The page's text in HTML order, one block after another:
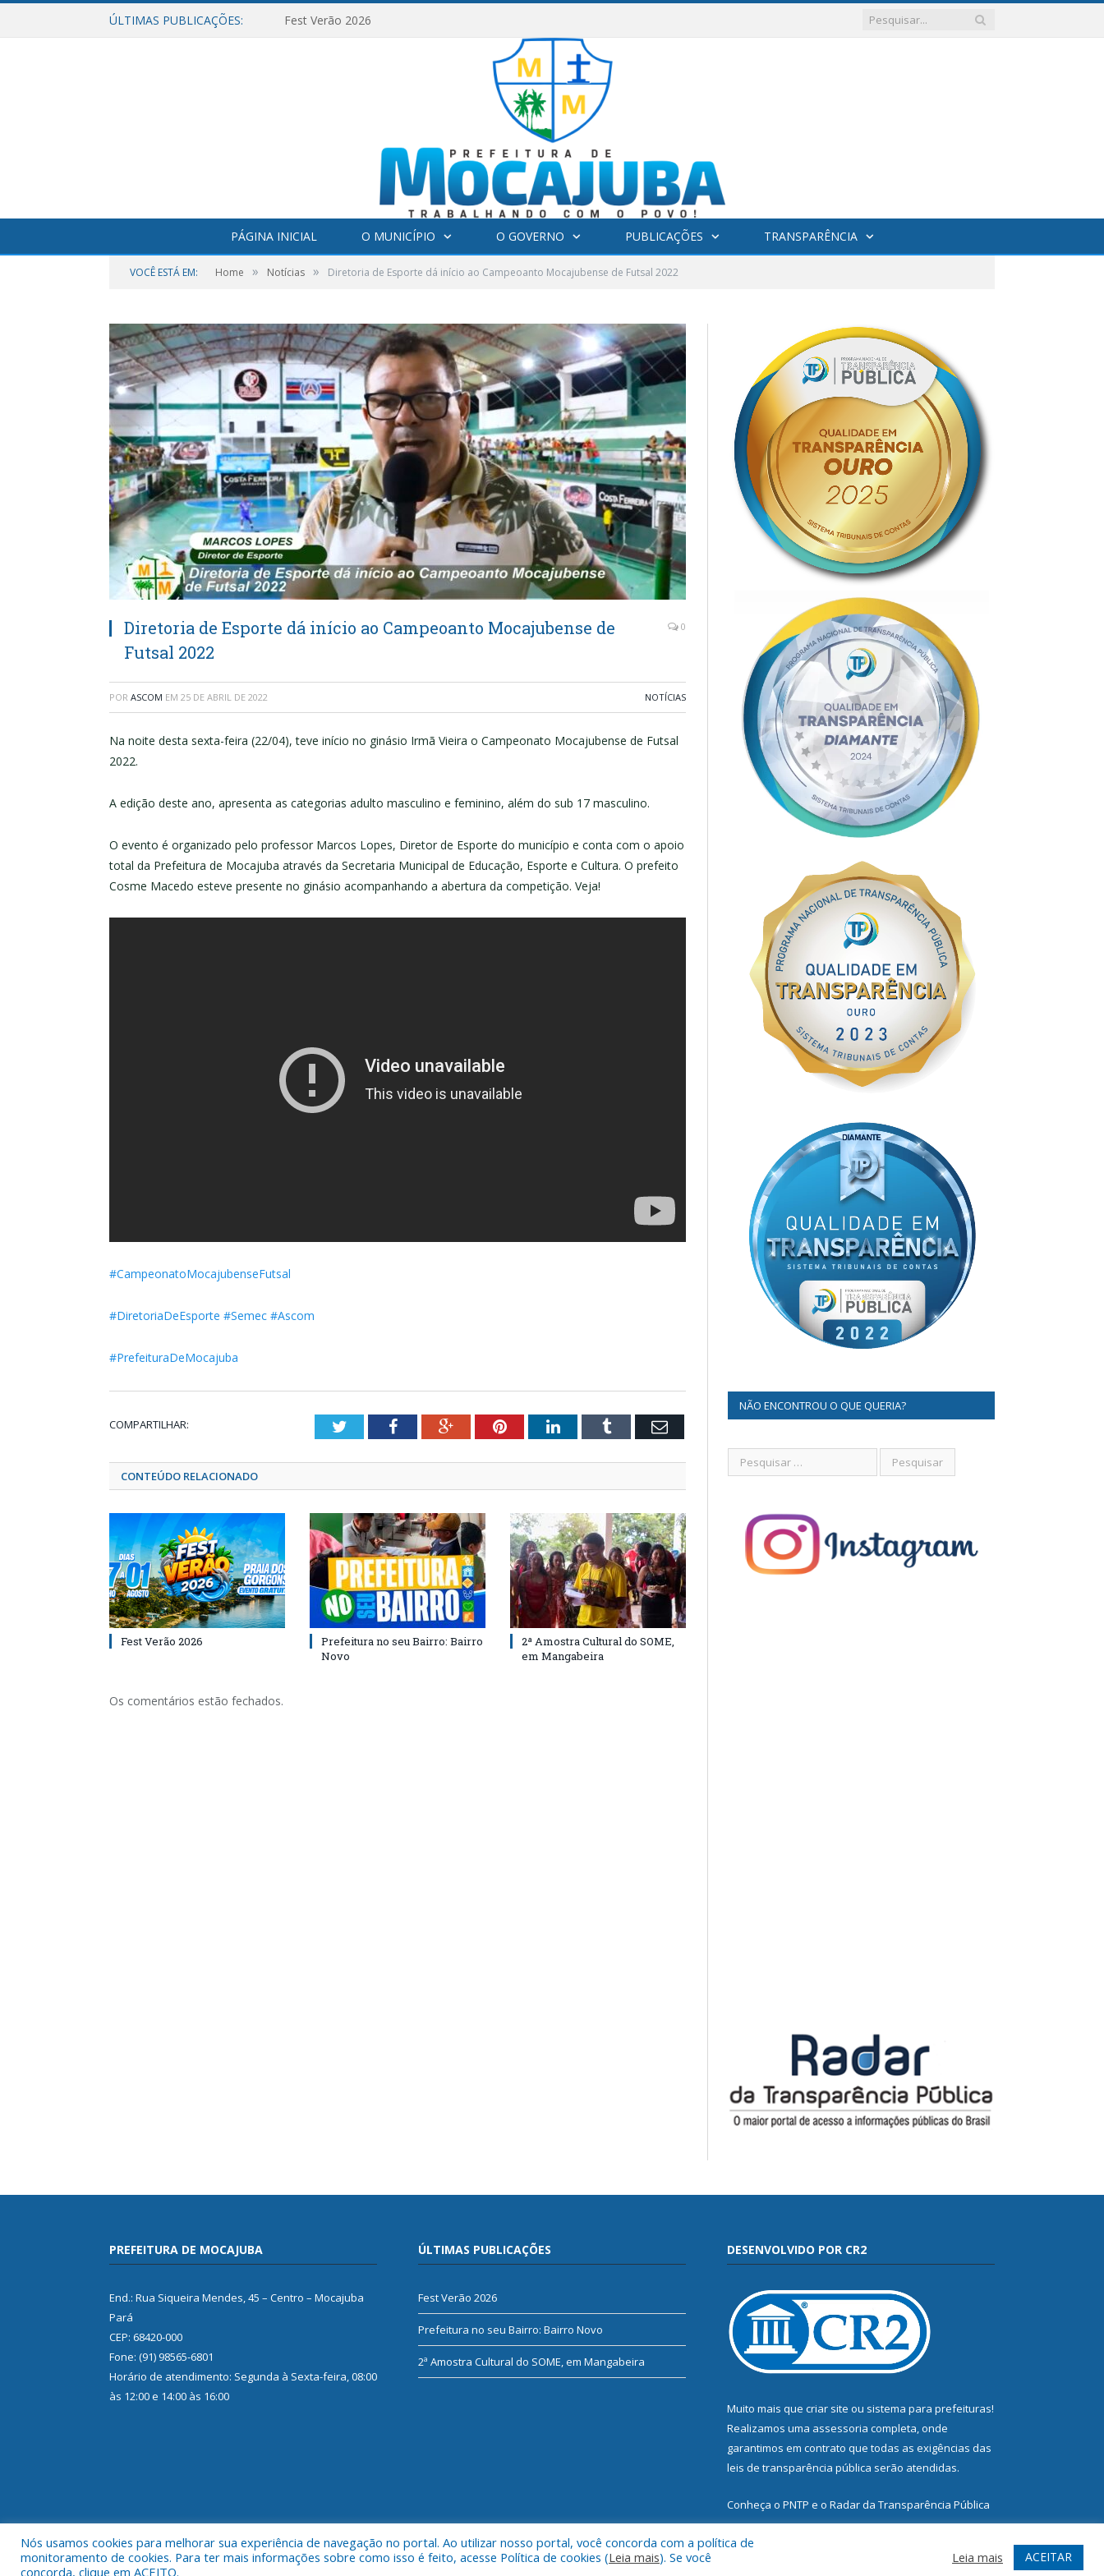
ÚLTIMAS PUBLICAÇÕES: Fest Verão 2026
PÁGINA INICIAL O MUNICÍPIO O GOVERNO PUBLICAÇÕES TRANSPARÊNCIA
VOCÊ ESTÁ EM: Home » Notícias » Diretoria de Esporte dá início ao Campeoanto Mocajubense de Futsal 2022
Diretoria de Esporte dá início ao Campeoanto Mocajubense de
Futsal 2022
0
POR ASCOM EM 25 DE ABRIL DE 2022 NOTÍCIAS
Na noite desta sexta-feira (22/04), teve início no ginásio Irmã Vieira o Campeonato Mocajubense de Futsal
2022.
A edição deste ano, apresenta as categorias adulto masculino e feminino, além do sub 17 masculino.
O evento é organizado pelo professor Marcos Lopes, Diretor de Esporte do município e conta com o apoio
total da Prefeitura de Mocajuba através da Secretaria Municipal de Educação, Esporte e Cultura. O prefeito
Cosme Macedo esteve presente no ginásio acompanhando a abertura da competição. Veja!
#CampeonatoMocajubenseFutsal
#DiretoriaDeEsporte #Semec #Ascom
#PrefeituraDeMocajuba
COMPARTILHAR: TwitterFacebookGoogle+PinterestLinkedInTumblr Email
CONTEÚDO RELACIONADO
Fest Verão 2026
Prefeitura no seu Bairro: Bairro
Novo
2ª Amostra Cultural do SOME,
em Mangabeira
Os comentários estão fechados.
NÃO ENCONTROU O QUE QUERIA?
PREFEITURA DE MOCAJUBA
End.: Rua Siqueira Mendes, 45 – Centro – Mocajuba
Pará
CEP: 68420-000
Fone: (91) 98565-6801
Horário de atendimento: Segunda à Sexta-feira, 08:00
às 12:00 e 14:00 às 16:00
ÚLTIMAS PUBLICAÇÕES
Fest Verão 2026
Prefeitura no seu Bairro: Bairro Novo
2ª Amostra Cultural do SOME, em Mangabeira
DESENVOLVIDO POR CR2
Muito mais que criar site ou sistema para prefeituras!
Realizamos uma assessoria completa, onde
garantimos em contrato que todas as exigências das
leis de transparência pública serão atendidas.
Conheça o PNTP e o Radar da Transparência Pública
Nós usamos cookies para melhorar sua experiência de navegação no portal. Ao utilizar nosso portal, você concorda com a política de
monitoramento de cookies. Para ter mais informações sobre como isso é feito, acesse Política de cookies (Leia mais). Se você
concorda, clique em ACEITO.
Leia mais ACEITAR